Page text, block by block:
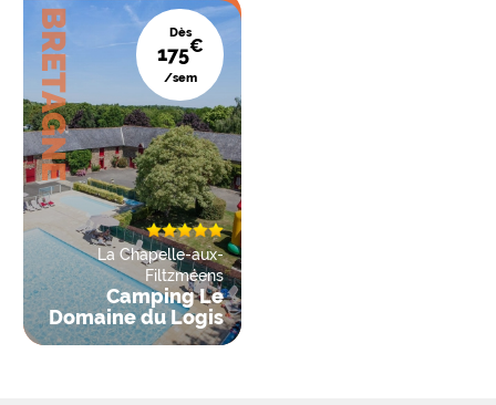
BRETAGNE Dès
175€
/sem
La Chapelle-aux-
Filtzméens
Camping Le
Domaine du Logis